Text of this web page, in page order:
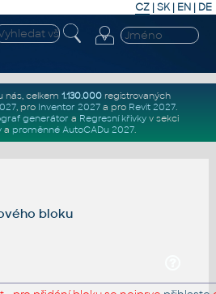
CZ | SK| EN | DE
nás, celkem 1.130.000registrovaných
, pro Inventor 2027a pro Revit 2027.
generátor a Regresní křivkyv sekci
a proměnné AutoCADu 2027.
bloku